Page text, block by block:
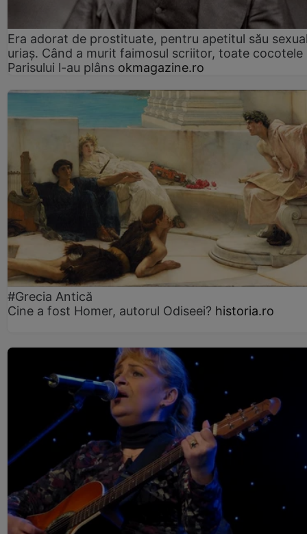
Era adorat de prostituate, pentru apetitul său
uriaș. Când a murit faimosul scriitor, toate cocotele
Parisului l-au plâns okmagazine.ro
#Grecia Antică
Cine a fost Homer, autorul Odiseei? historia.ro